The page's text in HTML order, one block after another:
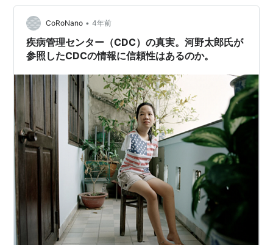
略） （中略） （中略） （中略） （中略） （中略） （以
下、省略） 出典：HUGE: The CDC has been
manipulating ICD c…
CoRoNano • 4年前
疾病管理センター（CDC）の真実。河野太郎氏が
参照したCDCの情報に信頼性はあるのか。